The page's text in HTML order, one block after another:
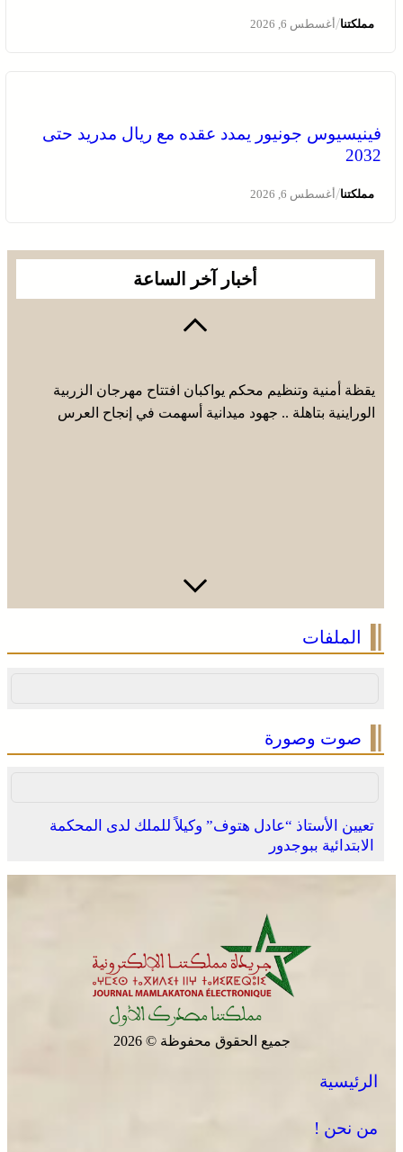
مملكتنا/أغسطس 6, 2026
فينيسيوس جونيور يمدد عقده مع ريال مدريد حتى
2032
مملكتنا/أغسطس 6, 2026
أخبار آخر الساعة
يقظة أمنية وتنظيم محكم يواكبان افتتاح مهرجان الزربية
الوراينية بتاهلة .. جهود ميدانية أسهمت في إنجاح العرس
الملفات
صوت وصورة
تعيين الأستاذ “عادل هتوف” وكيلاً للملك لدى المحكمة
الابتدائية ببوجدور
جميع الحقوق محفوظة © 2026
الرئيسية
من نحن !